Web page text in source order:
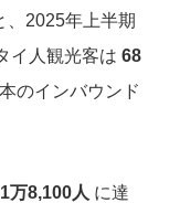
、2025年上半期
イ人観光客は 68
本のインバウンド
万8,100人 に達